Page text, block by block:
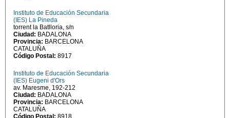
Instituto de Educación Secundaria
(IES) La Pineda
torrent la Batlloria, s/n
Ciudad: BADALONA
Provincia: BARCELONA
CATALUÑA
Código Postal: 8917
Instituto de Educación Secundaria
(IES) Eugeni d'Ors
av. Maresme, 192-212
Ciudad: BADALONA
Provincia: BARCELONA
CATALUÑA